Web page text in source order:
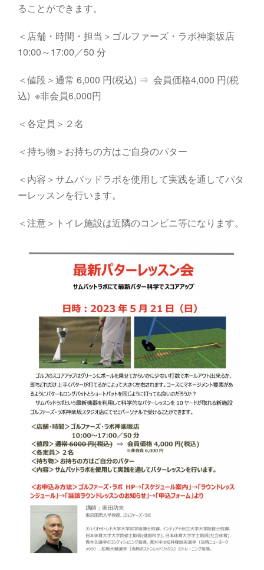
ることができ ます。
＜店舗・時間・担当＞ ゴルファーズ・ラボ神楽坂店
10:00～17:00 ／50 分
＜値段＞通常 6,000 円(税込) ⇒ 会員価格4,000 円(税
込) ※非会員6,000円
＜各定員＞２名
＜持ち物＞お持ちの方はご自身のパター
＜内容＞サムパッドラボを使用して実践を通してパタ
ーレッスンを行います。
＜注意＞トイレ施設は近隣のコンビニ等になります。